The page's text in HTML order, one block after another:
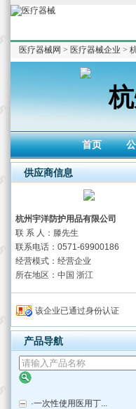
医疗器械网 > 医疗器械企业 >
首页
供应商信息
杭州宇洋防护用品有限公司
联 系 人：滕先生
联系电话：0571-69900186
经营模式：经营企业
所在地区：中国 浙江
该企业已通过身份认证
产品导航
·一次性使用医用丁...